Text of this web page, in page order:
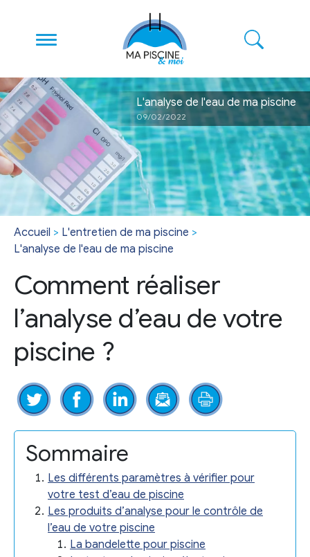
L'analyse de l'eau de ma piscine
09/02/2022
Accueil > L'entretien de ma piscine >
L'analyse de l'eau de ma piscine
Comment réaliser
l’analyse d’eau de votre
piscine ?
Sommaire
Les différents paramètres à vérifier pour
votre test d’eau de piscine
Les produits d’analyse pour le contrôle de
l’eau de votre piscine
La bandelette pour piscine